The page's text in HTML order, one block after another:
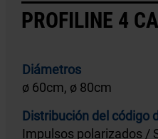
PROFILINE 4
Diámetros
ø 60cm, ø 80cm
Distribución del código
Impulsos polarizados /